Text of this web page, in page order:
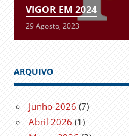
VIGOR EM 2024
29 Agosto, 2023
ARQUIVO
Junho 2026 (7)
Abril 2026 (1)